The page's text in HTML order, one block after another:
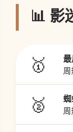
📊 影
🥇
🥈